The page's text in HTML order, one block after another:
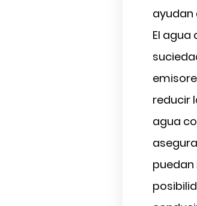
ayudan
El
reducir
agua
puedan